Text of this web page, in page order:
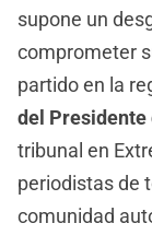
supone un
comprometer
partido en la
del Presidente
tribunal en
periodistas de
comunidad